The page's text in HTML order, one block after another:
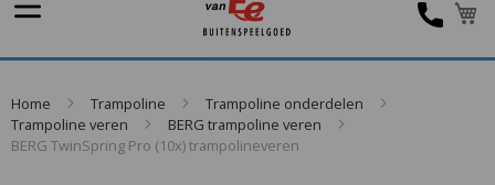
Home Trampoline
Trampoline onderdelen
Trampoline veren
BERG trampoline veren
BERG TwinSpring Pro (10x) trampolineveren